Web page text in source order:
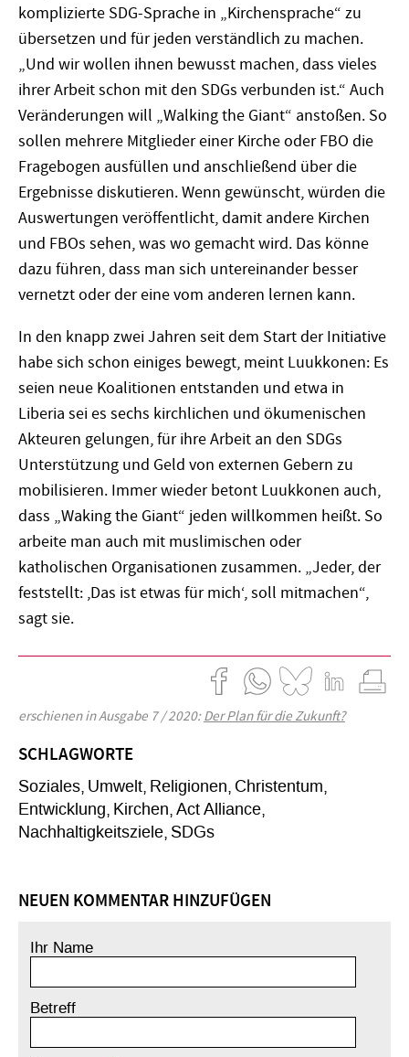
komplizierte SDG-Sprache in „Kirchensprache“ zu
übersetzen und für jeden verständlich zu machen.
„Und wir wollen ihnen bewusst machen, dass vieles
ihrer Arbeit schon mit den SDGs verbunden ist.“ Auch
Veränderungen will „Walking the Giant“ anstoßen. So
sollen mehrere Mitglieder einer Kirche oder FBO die
Fragebogen ausfüllen und anschließend über die
Ergebnisse diskutieren. Wenn gewünscht, würden die
Auswertungen veröffentlicht, damit andere Kirchen
und FBOs sehen, was wo gemacht wird. Das könne
dazu führen, dass man sich untereinander besser
vernetzt oder der eine vom anderen lernen kann.
In den knapp zwei Jahren seit dem Start der Initiative
habe sich schon einiges bewegt, meint Luuk­konen: Es
seien neue Koalitionen entstanden und etwa in
Liberia sei es sechs kirchlichen und ökumenischen
Akteuren gelungen, für ihre Arbeit an den SDGs
Unterstützung und Geld von externen Gebern zu
mobilisieren. Immer wieder betont Luukkonen auch,
dass „Waking the Giant“ jeden willkommen heißt. So
arbeite man auch mit muslimischen oder
katholischen Organisationen zusammen. „Jeder, der
feststellt: ,Das ist etwas für mich‘, soll mitmachen“,
sagt sie.
erschienen in Ausgabe 7 / 2020:Der Plan für die Zukunft?
SCHLAGWORTE
Soziales Umwelt Religionen Christentum
Entwicklung Kirchen Act Alliance
Nachhaltigkeitsziele SDGs
NEUEN KOMMENTAR HINZUFÜGEN
Ihr Name
Betreff